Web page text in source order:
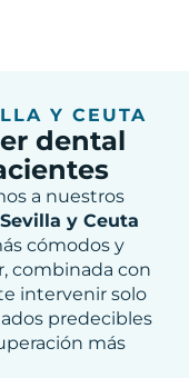
Y CEUTA
dental
a nuestros
y Ceuta
cómodos y
combinada con
intervenir solo
predecibles
más